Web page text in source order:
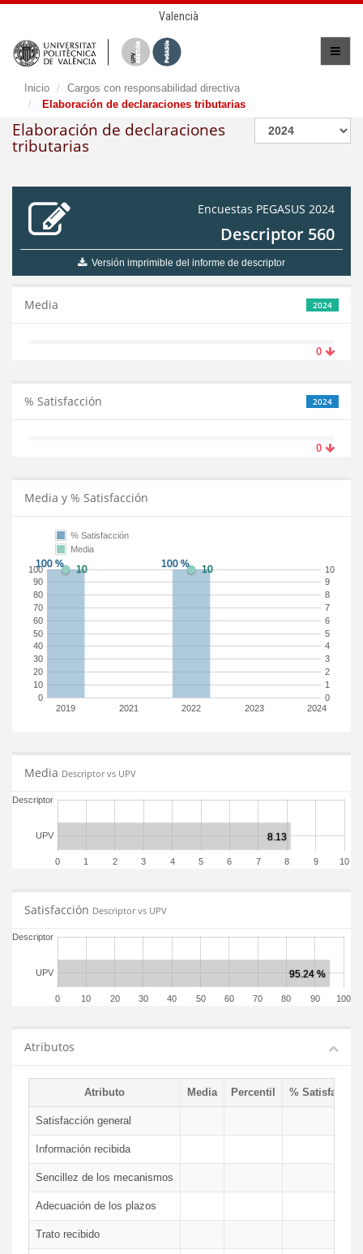
Valencià
Inicio
Cargos con responsabilidad directiva
Elaboración de declaraciones tributarias
Elaboración de declaraciones
tributarias
Encuestas PEGASUS 2024
Descriptor 560
Versión imprimible del informe de descriptor
2024
Media
0
2024
% Satisfacción
0
Media y % Satisfacción
2019 2021 2022 2023 2024
0
10
20
30
40
50
60
70
80
90
100
0
1
2
3
4
5
6
7
8
9
10
% Satisfacción
Media
Media Descriptor vs UPV
0 1 2 3 4 5 6 7 8 9 10
UPV
Descriptor
Satisfacción Descriptor vs UPV
0 10 20 30 40 50 60 70 80 90 100
UPV
Descriptor
Atributos
Atributo Media Percentil % Satisfacción
Satisfacción general
Información recibida
Sencillez de los mecanismos
Adecuación de los plazos
Trato recibido